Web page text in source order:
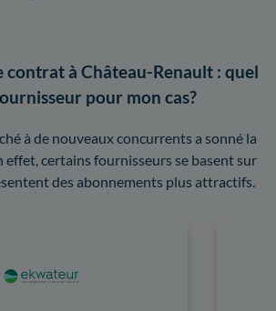
contrat à Château-Renault : quel
pour mon cas?
à de nouveaux concurrents a sonné la
effet, certains fournisseurs se basent sur
des abonnements plus attractifs.